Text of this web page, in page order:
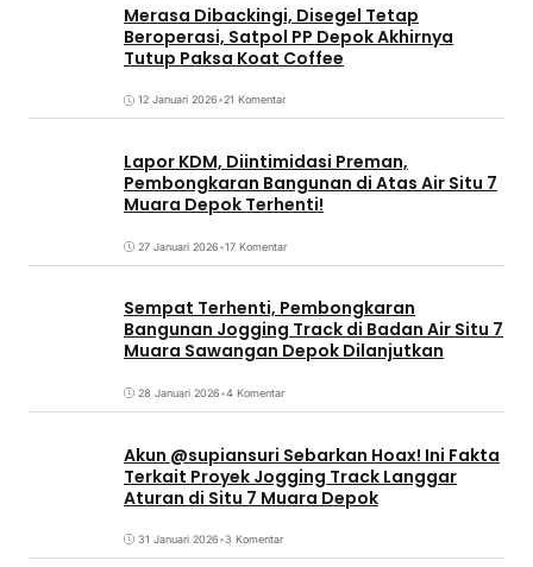
Merasa Dibackingi, Disegel Tetap
Beroperasi, Satpol PP Depok Akhirnya
Tutup Paksa Koat Coffee
12 Januari 2026•21 Komentar
Lapor KDM, Diintimidasi Preman,
Pembongkaran Bangunan di Atas Air Situ 7
Muara Depok Terhenti!
27 Januari 2026•17 Komentar
Sempat Terhenti, Pembongkaran
Bangunan Jogging Track di Badan Air Situ 7
Muara Sawangan Depok Dilanjutkan
28 Januari 2026•4 Komentar
Akun @supiansuri Sebarkan Hoax! Ini Fakta
Terkait Proyek Jogging Track Langgar
Aturan di Situ 7 Muara Depok
31 Januari 2026•3 Komentar